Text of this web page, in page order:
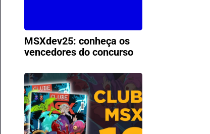
MSXdev25: conheça os
vencedores do concurso